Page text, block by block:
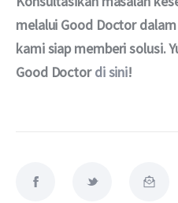
melalui Good Doctor
kami siap memberi solusi.
Good Doctor di sini!